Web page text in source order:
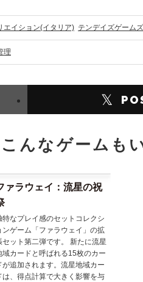
エイション(イタリア) テンデイズゲーム
理
𝕏
こんなゲームも
ァラウェイ：流星の祝
特なプレイ感のセットコレクシ
ンゲーム「ファラウェイ」の拡
セット第二弾です。 新たに流星
域カードと呼ばれる15枚のカー
が追加されます。流星地域カー
は、得点計算で大きく影響を与